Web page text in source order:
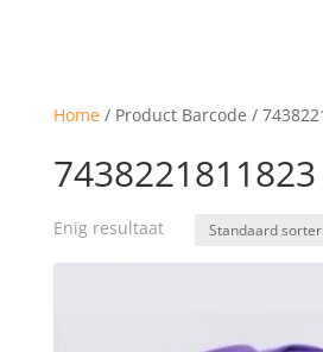
Home/ Product Barcode /
7438221811823
Enig resultaat